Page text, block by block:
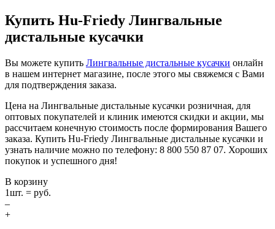
Купить Hu-Friedy Лингвальные
дистальные кусачки
Вы можете купить Лингвальные дистальные кусачки онлайн
в нашем интернет магазине, после этого мы свяжемся с Вами
для подтверждения заказа.
Цена на Лингвальные дистальные кусачки розничная, для
оптовых покупателей и клиник имеются скидки и акции, мы
рассчитаем конечную стоимость после формирования Вашего
заказа. Купить Hu-Friedy Лингвальные дистальные кусачки и
узнать наличие можно по телефону: 8 800 550 87 07. Хороших
покупок и успешного дня!
В корзину
1шт. = руб.
–
+